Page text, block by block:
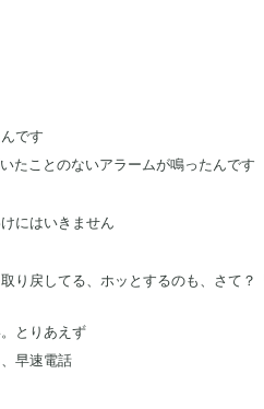
です
たことのないアラームが鳴ったんです
にはいきません
戻してる、ホッとするのも、さて？
とりあえず
早速電話